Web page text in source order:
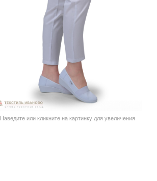
Наведите или кликните на картинку для увеличения